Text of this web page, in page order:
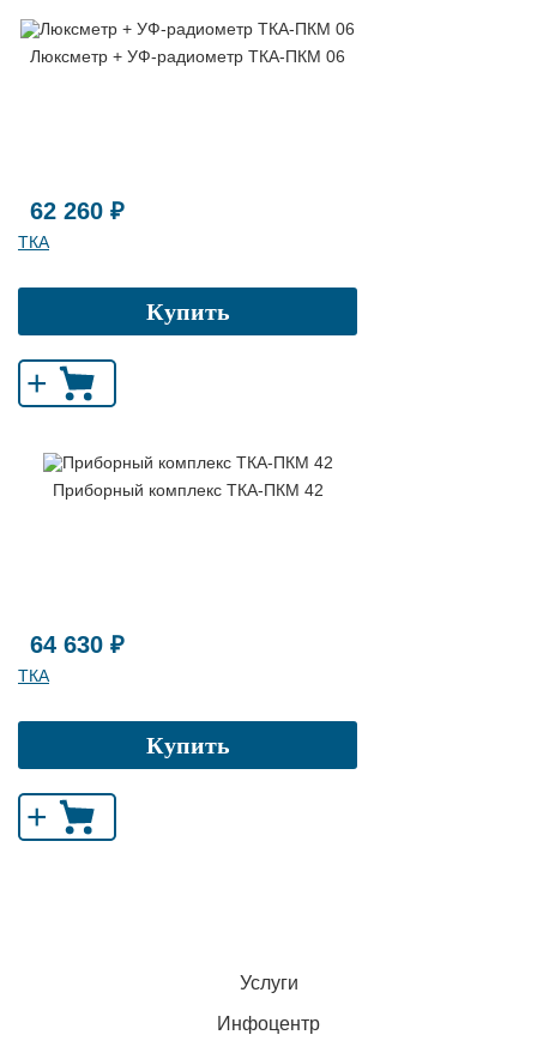
Люксметр + УФ-радиометр ТКА-ПКМ 06
62 260 ₽
ТКА
Купить
+
Приборный комплекс ТКА-ПКМ 42
64 630 ₽
ТКА
Купить
+
Услуги
Инфоцентр